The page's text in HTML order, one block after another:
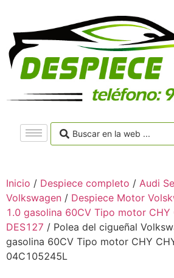
Inicio / Despiece completo / Audi
Volkswagen / Despiece Motor
1.0 gasolina 60CV Tipo motor CHY
DES127 / Polea del cigueñal
gasolina 60CV Tipo motor CHY
04C105245L